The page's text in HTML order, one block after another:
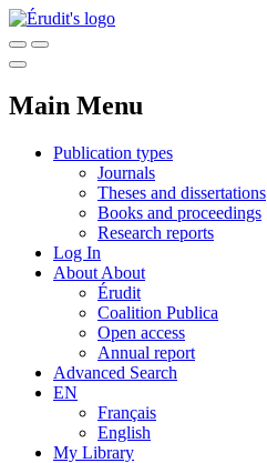
Main Menu
Publication types
Journals
Theses and dissertations
Books and proceedings
Research reports
Log In
About About
Érudit
Coalition Publica
Open access
Annual report
Advanced Search
EN
Français
English
My Library